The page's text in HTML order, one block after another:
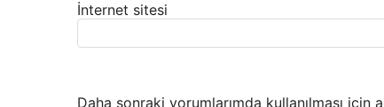
İnternet sitesi
Daha sonraki yorumlarımda kullanılması